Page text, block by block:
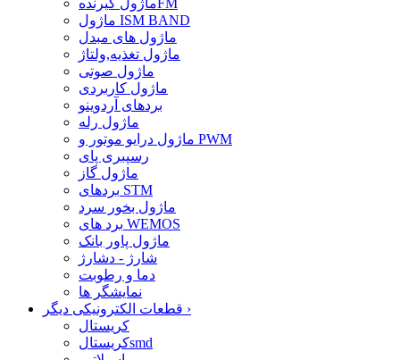
ماژول گیرندهFM
ماژول ISM BAND
ماژول های مبدل
ماژول تغذیه,ولتاژ
ماژول صوتی
ماژول کاربردی
بردهای آردوینو
ماژول رله
ماژول درایو موتور و PWM
رسپبری پای
ماژول گاز
بردهای STM
ماژول بخور سرد
برد های WEMOS
ماژول پاور بانک
شارژ - دشارژ
دما و رطوبت
نمایشگر ها
›
کریستال
کریستالsmd